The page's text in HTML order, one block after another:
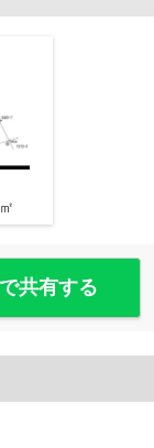
共有する